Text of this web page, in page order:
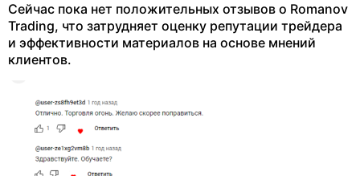
Сейчас пока нет положительных отзывов о Romanov
Trading, что затрудняет оценку репутации трейдера
и эффективности материалов на основе мнений
клиентов.